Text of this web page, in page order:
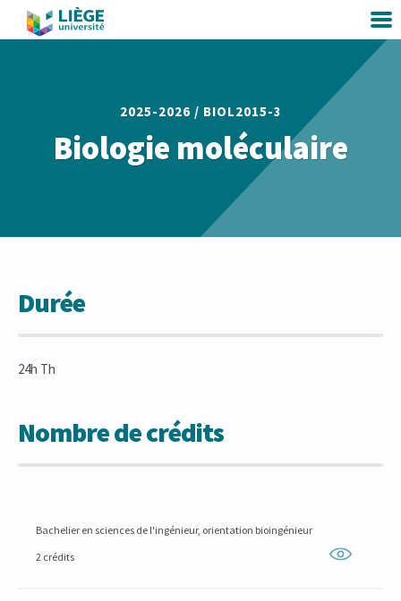
2025-2026 / BIOL2015-3
Biologie moléculaire
Durée
24h Th
Nombre de crédits
Bachelier en sciences de l'ingénieur, orientation bioingénieur
2 crédits